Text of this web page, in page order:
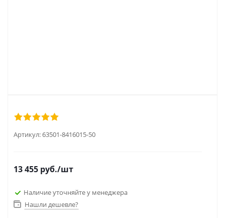
Артикул:63501-8416015-50
13 455 руб./шт
Наличие уточняйте у менеджера
Нашли дешевле?